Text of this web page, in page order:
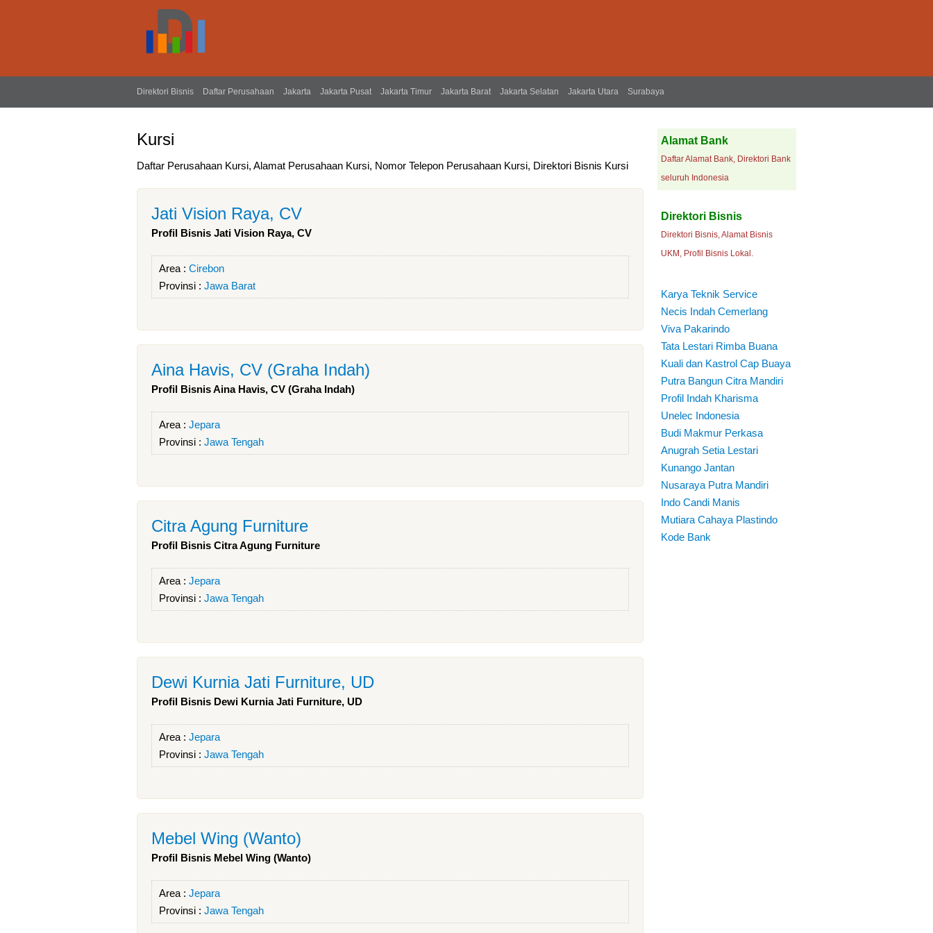
Direktori Bisnis Daftar Perusahaan Jakarta Jakarta Pusat Jakarta Timur Jakarta Barat Jakarta Selatan Jakarta Utara Surabaya
Kursi
Daftar Perusahaan Kursi, Alamat Perusahaan Kursi, Nomor Telepon Perusahaan Kursi, Direktori Bisnis Kursi
Jati Vision Raya, CV
Profil Bisnis Jati Vision Raya, CV
Area : Cirebon
Provinsi : Jawa Barat
Aina Havis, CV (Graha Indah)
Profil Bisnis Aina Havis, CV (Graha Indah)
Area : Jepara
Provinsi : Jawa Tengah
Citra Agung Furniture
Profil Bisnis Citra Agung Furniture
Area : Jepara
Provinsi : Jawa Tengah
Dewi Kurnia Jati Furniture, UD
Profil Bisnis Dewi Kurnia Jati Furniture, UD
Area : Jepara
Provinsi : Jawa Tengah
Mebel Wing (Wanto)
Profil Bisnis Mebel Wing (Wanto)
Area : Jepara
Provinsi : Jawa Tengah
Alamat Bank
Daftar Alamat Bank, Direktori Bank
seluruh Indonesia
Direktori Bisnis
Direktori Bisnis, Alamat Bisnis
UKM, Profil Bisnis Lokal.
Karya Teknik Service
Necis Indah Cemerlang
Viva Pakarindo
Tata Lestari Rimba Buana
Kuali dan Kastrol Cap Buaya
Putra Bangun Citra Mandiri
Profil Indah Kharisma
Unelec Indonesia
Budi Makmur Perkasa
Anugrah Setia Lestari
Kunango Jantan
Nusaraya Putra Mandiri
Indo Candi Manis
Mutiara Cahaya Plastindo
Kode Bank